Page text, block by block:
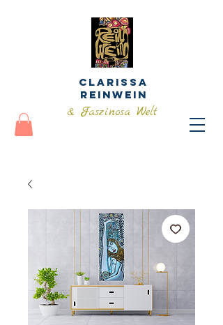
Clarissa
Reinwein
& Faszinosa Welt